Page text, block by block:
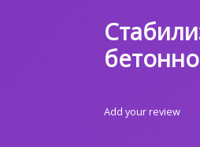
Add your review